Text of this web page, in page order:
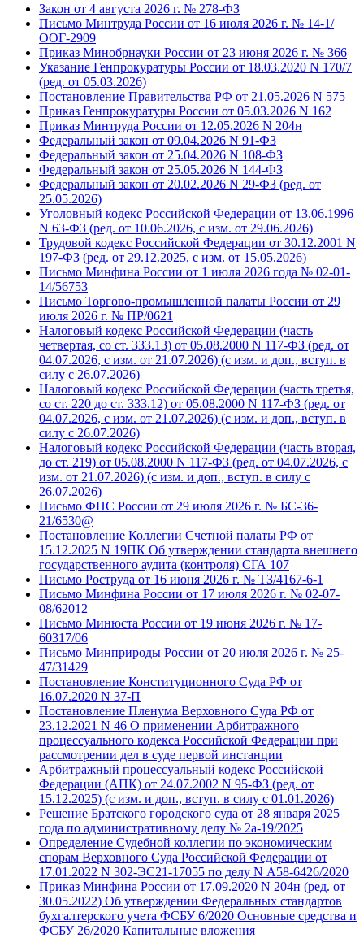
Закон от 4 августа 2026 г. № 278-ФЗ
Письмо Минтруда России от 16 июля 2026 г. № 14-1/
ООГ-2909
Приказ Минобрнауки России от 23 июня 2026 г. № 366
Указание Генпрокуратуры России от 18.03.2020 N 170/7
(ред. от 05.03.2026)
Постановление Правительства РФ от 21.05.2026 N 575
Приказ Генпрокуратуры России от 05.03.2026 N 162
Приказ Минтруда России от 12.05.2026 N 204н
Федеральный закон от 09.04.2026 N 91-ФЗ
Федеральный закон от 25.04.2026 N 108-ФЗ
Федеральный закон от 25.05.2026 N 144-ФЗ
Федеральный закон от 20.02.2026 N 29-ФЗ (ред. от
25.05.2026)
Уголовный кодекс Российской Федерации от 13.06.1996
N 63-ФЗ (ред. от 10.06.2026, с изм. от 29.06.2026)
Трудовой кодекс Российской Федерации от 30.12.2001 N
197-ФЗ (ред. от 29.12.2025, с изм. от 15.05.2026)
Письмо Минфина России от 1 июля 2026 года № 02-01-
14/56753
Письмо Торгово-промышленной палаты России от 29
июля 2026 г. № ПР/0621
Налоговый кодекс Российской Федерации (часть
четвертая, со ст. 333.13) от 05.08.2000 N 117-ФЗ (ред. от
04.07.2026, с изм. от 21.07.2026) (с изм. и доп., вступ. в
силу с 26.07.2026)
Налоговый кодекс Российской Федерации (часть третья,
со ст. 220 до ст. 333.12) от 05.08.2000 N 117-ФЗ (ред. от
04.07.2026, с изм. от 21.07.2026) (с изм. и доп., вступ. в
силу с 26.07.2026)
Налоговый кодекс Российской Федерации (часть вторая,
до ст. 219) от 05.08.2000 N 117-ФЗ (ред. от 04.07.2026, с
изм. от 21.07.2026) (с изм. и доп., вступ. в силу с
26.07.2026)
Письмо ФНС России от 29 июля 2026 г. № БС-36-
21/6530@
Постановление Коллегии Счетной палаты РФ от
15.12.2025 N 19ПК Об утверждении стандарта внешнего
государственного аудита (контроля) СГА 107
Письмо Роструда от 16 июня 2026 г. № ТЗ/4167-6-1
Письмо Минфина России от 17 июля 2026 г. № 02-07-
08/62012
Письмо Минюста России от 19 июня 2026 г. № 17-
60317/06
Письмо Минприроды России от 20 июля 2026 г. № 25-
47/31429
Постановление Конституционного Суда РФ от
16.07.2020 N 37-П
Постановление Пленума Верховного Суда РФ от
23.12.2021 N 46 О применении Арбитражного
процессуального кодекса Российской Федерации при
рассмотрении дел в суде первой инстанции
Арбитражный процессуальный кодекс Российской
Федерации (АПК) от 24.07.2002 N 95-ФЗ (ред. от
15.12.2025) (с изм. и доп., вступ. в силу с 01.01.2026)
Решение Братского городского суда от 28 января 2025
года по административному делу № 2а-19/2025
Определение Судебной коллегии по экономическим
спорам Верховного Суда Российской Федерации от
17.01.2022 N 302-ЭС21-17055 по делу N А58-6426/2020
Приказ Минфина России от 17.09.2020 N 204н (ред. от
30.05.2022) Об утверждении Федеральных стандартов
бухгалтерского учета ФСБУ 6/2020 Основные средства и
ФСБУ 26/2020 Капитальные вложения